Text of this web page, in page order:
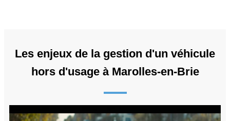
Les enjeux de la gestion d'un véhicule
hors d'usage à Marolles-en-Brie